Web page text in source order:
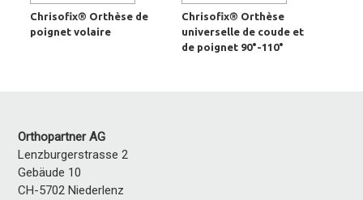
Chrisofix® Orthèse de
poignet volaire
Chrisofix® Orthèse
universelle de coude et
de poignet 90°-110°
Orthopartner AG
Lenzburgerstrasse 2
Gebäude 10
CH-5702 Niederlenz